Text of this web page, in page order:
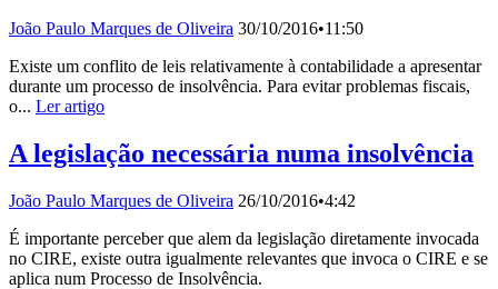
João Paulo Marques de Oliveira 30/10/2016•11:50
Existe um conflito de leis relativamente à contabilidade a apresentar
durante um processo de insolvência. Para evitar problemas fiscais,
o... Ler artigo
A legislação necessária numa insolvência
João Paulo Marques de Oliveira 26/10/2016•4:42
É importante perceber que alem da legislação diretamente invocada
no CIRE, existe outra igualmente relevantes que invoca o CIRE e se
aplica num Processo de Insolvência.